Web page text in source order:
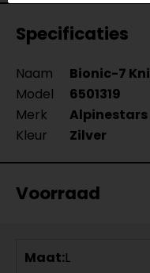
Specificaties
Naam
Bionic-7
Model
6501319
Merk
Alpinestars
Kleur
Zilver
Voorraad
Maat:L